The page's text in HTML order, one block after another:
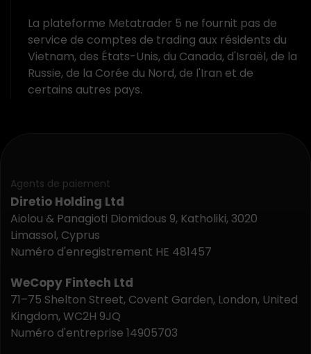
La plateforme Metatrader 5 ne fournit pas de
service de comptes de trading aux résidents du
Vietnam, des États-Unis, du Canada, d'Israël, de la
Russie, de la Corée du Nord, de l'Iran et de
certains autres pays.
Agents de paiement
Diretio Holding Ltd
Aiolou & Panagioti Diomidous 9, Katholiki, 3020
Limassol, Cyprus
Numéro d'enregistrement HE 481457
WeCopy Fintech Ltd
71–75 Shelton Street, Covent Garden, London, United
Kingdom, WC2H 9JQ
Numéro d'entreprise 14905703